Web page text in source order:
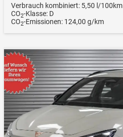
Verbrauch kombiniert: 5,50 l/100km
CO2-Klasse: D
CO2-Emissionen: 124,00 g/km